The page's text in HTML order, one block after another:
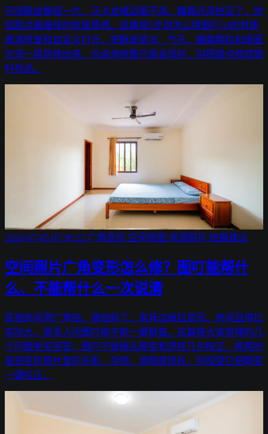
可颂酥皮糊成一片、马卡龙裙边看不清、糖霜光泽拍没了，烘
焙甜点最难修的就是质感。这篇按5步讲怎么用图叮AI的材质
高清修复和自定义打光，把酥皮层次、气孔、糖霜颗粒和镜面
光泽一层层修出来，也说清修图只是呈现好、别把甜点修成塑
料样品。
2026-07-05 07:36:22 广角变形 空间修图 房源照片 拍摄建议
空间照片广角变形怎么修？图叮能帮什
么、不能帮什么一次说清
民宿房间用广角拍，墙拍斜了、家具边缘拉变形、房间显得比
实际大，很多人问图叮能不能一键掰直。这篇按大家常搜的几
个问题老实回答：图叮不做镜头畸变和透视几何校正，能帮的
是把变形照片里的光影、杂物、清晰度修好，别指望它把畸变
一键拉正。